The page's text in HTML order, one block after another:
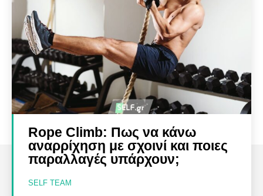
Rope Climb: Πως να κάνω
αναρρίχηση με σχοινί και ποιες
παραλλαγές υπάρχουν;
SELF TEAM